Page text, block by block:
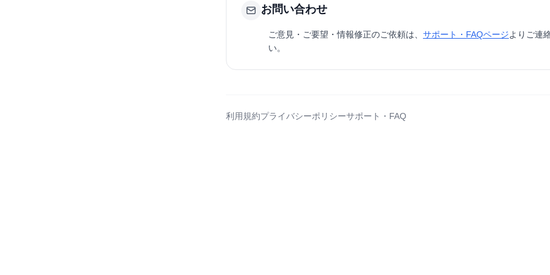
お問い合わせ
ご意見・ご要望・情報修正のご依頼は、 サポート・FAQページよりご連
い。
利用規約プライバシーポリシーサポート・FAQ